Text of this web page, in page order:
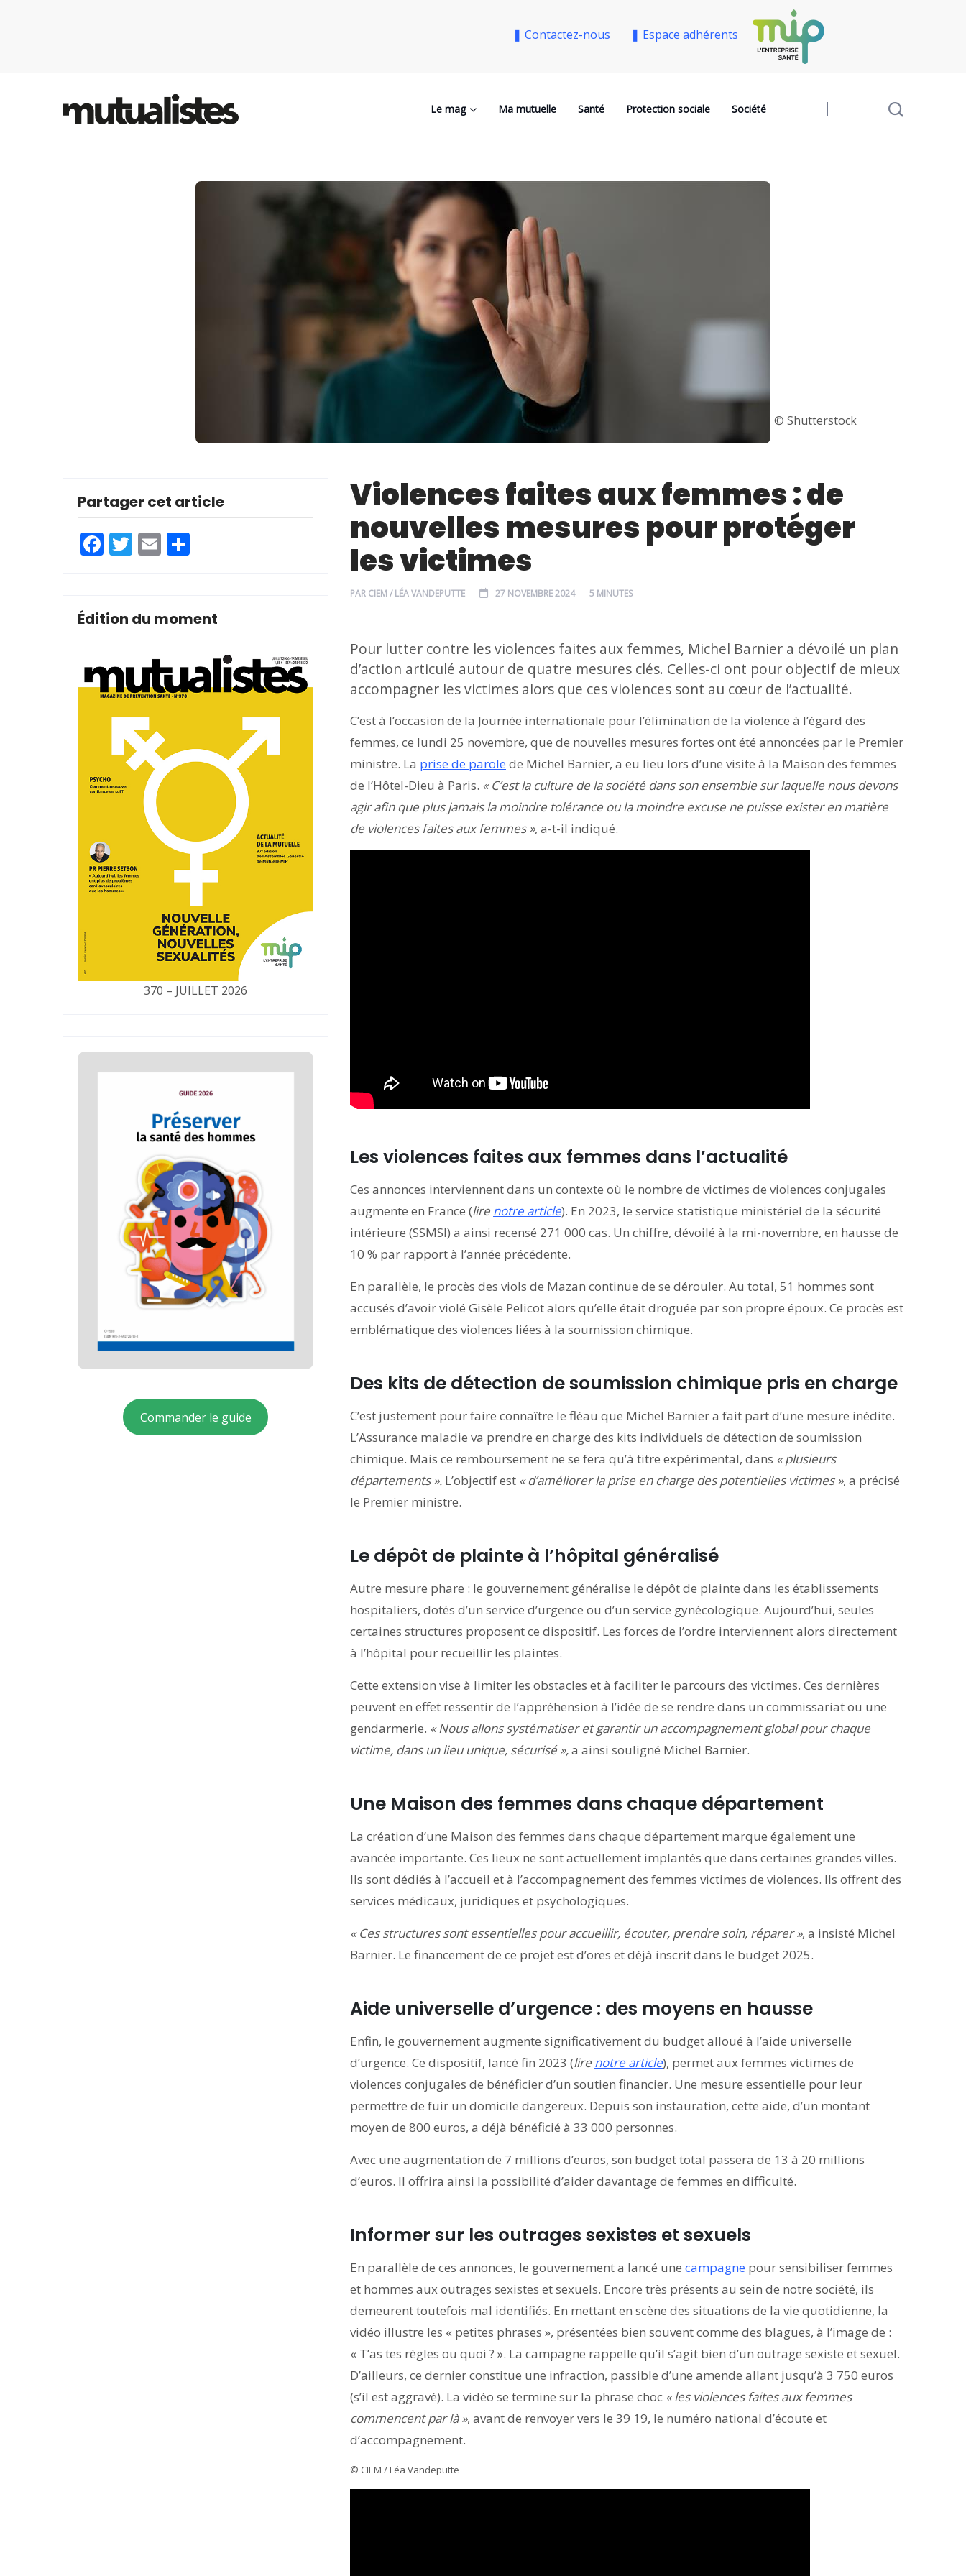
❚ Contactez-nous ❚ Espace adhérents
Le mag Ma mutuelle Santé Protection sociale Société
© Shutterstock
Partager cet article
Facebook
Twitter
Email
Édition du moment
370 – JUILLET 2026
Commander le guide
Violences faites aux femmes : de
nouvelles mesures pour protéger
les victimes
PAR CIEM / LÉA VANDEPUTTE 27 NOVEMBRE 2024 5 MINUTES
Pour lutter contre les violences faites aux femmes, Michel Barnier a dévoilé un plan
d’action articulé autour de quatre mesures clés. Celles-ci ont pour objectif de mieux
accompagner les victimes alors que ces violences sont au cœur de l’actualité.
C’est à l’occasion de la Journée internationale pour l’élimination de la violence à l’égard des
femmes, ce lundi 25 novembre, que de nouvelles mesures fortes ont été annoncées par le Premier
ministre. La prise de parole de Michel Barnier, a eu lieu lors d’une visite à la Maison des femmes
de l’Hôtel-Dieu à Paris. « C’est la culture de la société dans son ensemble sur laquelle nous devons
agir afin que plus jamais la moindre tolérance ou la moindre excuse ne puisse exister en matière
de violences faites aux femmes », a-t-il indiqué.
Les violences faites aux femmes dans l’actualité
Ces annonces interviennent dans un contexte où le nombre de victimes de violences conjugales
augmente en France (lire notre article). En 2023, le service statistique ministériel de la sécurité
intérieure (SSMSI) a ainsi recensé 271 000 cas. Un chiffre, dévoilé à la mi-novembre, en hausse de
10 % par rapport à l’année précédente.
En parallèle, le procès des viols de Mazan continue de se dérouler. Au total, 51 hommes sont
accusés d’avoir violé Gisèle Pelicot alors qu’elle était droguée par son propre époux. Ce procès est
emblématique des violences liées à la soumission chimique.
Des kits de détection de soumission chimique pris en charge
C’est justement pour faire connaître le fléau que Michel Barnier a fait part d’une mesure inédite.
L’Assurance maladie va prendre en charge des kits individuels de détection de soumission
chimique. Mais ce remboursement ne se fera qu’à titre expérimental, dans « plusieurs
départements ». L’objectif est « d’améliorer la prise en charge des potentielles victimes », a précisé
le Premier ministre.
Le dépôt de plainte à l’hôpital généralisé
Autre mesure phare : le gouvernement généralise le dépôt de plainte dans les établissements
hospitaliers, dotés d’un service d’urgence ou d’un service gynécologique. Aujourd’hui, seules
certaines structures proposent ce dispositif. Les forces de l’ordre interviennent alors directement
à l’hôpital pour recueillir les plaintes.
Cette extension vise à limiter les obstacles et à faciliter le parcours des victimes. Ces dernières
peuvent en effet ressentir de l’appréhension à l’idée de se rendre dans un commissariat ou une
gendarmerie. « Nous allons systématiser et garantir un accompagnement global pour chaque
victime, dans un lieu unique, sécurisé »,a ainsi souligné Michel Barnier.
Une Maison des femmes dans chaque département
La création d’une Maison des femmes dans chaque département marque également une
avancée importante. Ces lieux ne sont actuellement implantés que dans certaines grandes villes.
Ils sont dédiés à l’accueil et à l’accompagnement des femmes victimes de violences. Ils offrent des
services médicaux, juridiques et psychologiques.
« Ces structures sont essentielles pour accueillir, écouter, prendre soin, réparer », a insisté Michel
Barnier. Le financement de ce projet est d’ores et déjà inscrit dans le budget 2025.
Aide universelle d’urgence : des moyens en hausse
Enfin, le gouvernement augmente significativement du budget alloué à l’aide universelle
d’urgence. Ce dispositif, lancé fin 2023 (lire notre article), permet aux femmes victimes de
violences conjugales de bénéficier d’un soutien financier. Une mesure essentielle pour leur
permettre de fuir un domicile dangereux. Depuis son instauration, cette aide, d’un montant
moyen de 800 euros, a déjà bénéficié à 33 000 personnes.
Avec une augmentation de 7 millions d’euros, son budget total passera de 13 à 20 millions
d’euros. Il offrira ainsi la possibilité d’aider davantage de femmes en difficulté.
Informer sur les outrages sexistes et sexuels
En parallèle de ces annonces, le gouvernement a lancé une campagne pour sensibiliser femmes
et hommes aux outrages sexistes et sexuels. Encore très présents au sein de notre société, ils
demeurent toutefois mal identifiés. En mettant en scène des situations de la vie quotidienne, la
vidéo illustre les « petites phrases », présentées bien souvent comme des blagues, à l’image de :
« T’as tes règles ou quoi ? ». La campagne rappelle qu’il s’agit bien d’un outrage sexiste et sexuel.
D’ailleurs, ce dernier constitue une infraction, passible d’une amende allant jusqu’à 3 750 euros
(s’il est aggravé). La vidéo se termine sur la phrase choc « les violences faites aux femmes
commencent par là », avant de renvoyer vers le 39 19, le numéro national d’écoute et
d’accompagnement.
© CIEM / Léa Vandeputte